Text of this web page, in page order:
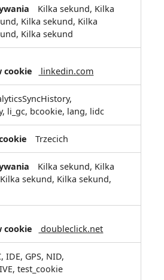
Kilka sekund, Kilka
Kilka sekund, Kilka
Kilka sekund
linkedin.com
li_gc, bcookie, lang, lidc
Trzecich
Kilka sekund, Kilka
sekund, Kilka sekund,
doubleclick.net
IDE, GPS, NID,
test_cookie